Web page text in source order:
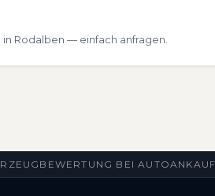
Rodalben — einfach anfragen.
BEI